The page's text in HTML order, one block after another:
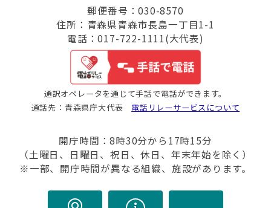
郵便番号：030-8570
住所：青森県青森市長島一丁目1-1
電話：017-722-1111(大代表)
通訳オペレータを通じて手話で電話ができます。
通話先：青森県庁大代表 電話リレーサービスについて
開庁時間：8時30分から17時15分
（土曜日、日曜日、祝日、休日、年末年始を除く）
※一部、開庁時間が異なる組織、施設があります。